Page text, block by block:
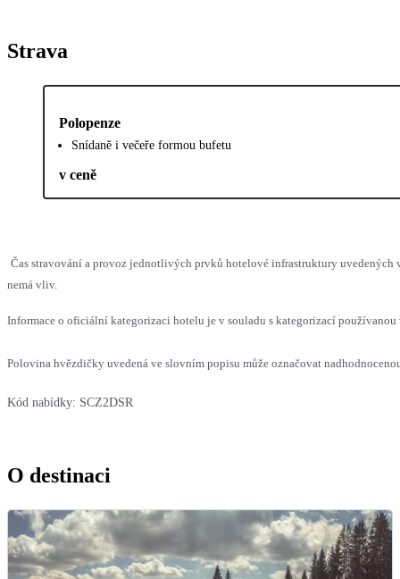
Strava
Polopenze
Snídaně i večeře formou bufetu
v ceně
Čas stravování a provoz jednotlivých prvků hotelové infrastruktury uvedených
nemá vliv.
Informace o oficiální kategorizaci hotelu je v souladu s kategorizací
Polovina hvězdičky uvedená ve slovním popisu může označovat
Kód nabídky: SCZ2DSR
O destinaci